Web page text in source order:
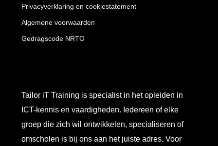
Tailor iT Training is specialist in het opleiden in
ICT-kennis en vaardigheden. Iedereen of elke
groep die zich wil ontwikkelen, specialiseren of
omscholen is bij ons aan het juiste adres. Voor
Privacyverklaring en cookiestatement
Algemene voorwaarden
Gedragscode NRTO